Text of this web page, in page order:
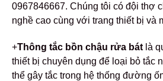
0967846667. Chúng tôi có đội thợ
nghề cao cùng với trang thiết bị và
+Thông tắc bồn chậu rửa bát là
thiết bị chuyên dụng để loại bỏ tắc
thể gây tắc trong hệ thống đường